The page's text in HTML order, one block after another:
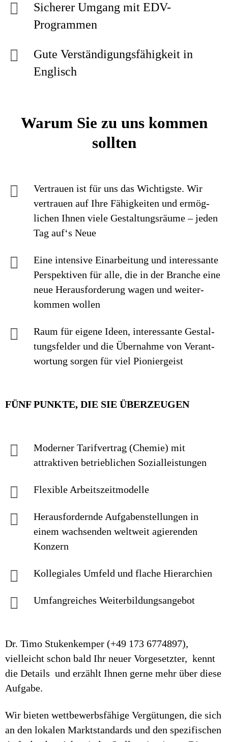
Sicherer Umgang mit EDV-
Programmen
Gute Verständigungsfähigkeit in
Englisch
Warum Sie zu uns kommen
sollten
Vertrauen ist für uns das Wichtigste. Wir
vertrauen auf Ihre Fähig­keiten und ermög­
lichen Ihnen viele Gestaltungs­räume – jeden
Tag auf‘s Neue
Eine intensive Einarbei­tung und interes­sante
Perspek­tiven für alle, die in der Branche eine
neue Heraus­forderung wagen und weiter­
kommen wollen
Raum für eigene Ideen, inte­res­sante Ge­stal­
tungs­felder und die Über­nahme von Ver­ant­
wor­tung sorgen für viel Pionier­geist
FÜNF PUNKTE, DIE SIE ÜBERZEUGEN
Moderner Tarif­vertrag (Chemie) mit
attraktiven betrieb­lichen Sozial­leistungen
Flexible Arbeitszeitmodelle
Herausfordernde Aufgaben­stellungen in
einem wachsenden welt­weit agierenden
Konzern
Kollegiales Um­feld und flache Hierarchien
Umfangreiches Weiter­bildungs­an­gebot
Dr. Timo Stukenkemper (+49 173 6774897),
vielleicht schon bald Ihr neuer Vorgesetzter, kennt
die Details und erzählt Ihnen gerne mehr über diese
Aufgabe.
Wir bieten wettbewerbsfähige Vergütungen, die sich
an den lokalen Marktstandards und den spezifischen